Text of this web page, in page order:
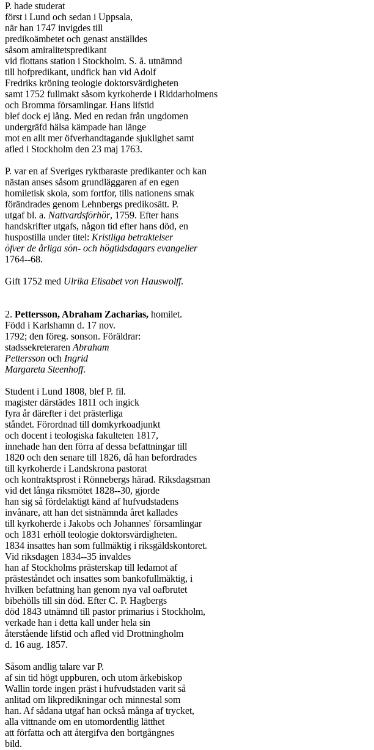
P. hade studerat
först i Lund och sedan i Uppsala,
när han 1747 invigdes till
predikoämbetet och genast anställdes
såsom amiralitetspredikant
vid flottans station i Stockholm. S. å. utnämnd
till hofpredikant, undfick han vid Adolf
Fredriks kröning teologie doktorsvärdigheten
samt 1752 fullmakt såsom kyrkoherde i Riddarholmens
och Bromma församlingar. Hans lifstid
blef dock ej lång. Med en redan från ungdomen
undergräfd hälsa kämpade han länge
mot en allt mer öfverhandtagande sjuklighet samt
afled i Stockholm den 23 maj 1763.
P. var en af Sveriges ryktbaraste predikanter och kan
nästan anses såsom grundläggaren af en egen
homiletisk skola, som fortfor, tills nationens smak
förändrades genom Lehnbergs predikosätt. P.
utgaf bl. a. Nattvardsförhör, 1759. Efter hans
handskrifter utgafs, någon tid efter hans död, en
huspostilla under titel: Kristliga betraktelser
öfver de årliga sön- och högtidsdagars evangelier
1764--68.
Gift 1752 med Ulrika Elisabet von Hauswolff.
2. Pettersson, Abraham Zacharias, homilet.
Född i Karlshamn d. 17 nov.
1792; den föreg. sonson. Föräldrar:
stadssekreteraren Abraham
Pettersson och Ingrid
Margareta Steenhoff.
Student i Lund 1808, blef P. fil.
magister därstädes 1811 och ingick
fyra år därefter i det prästerliga
ståndet. Förordnad till domkyrkoadjunkt
och docent i teologiska fakulteten 1817,
innehade han den förra af dessa befattningar till
1820 och den senare till 1826, då han befordrades
till kyrkoherde i Landskrona pastorat
och kontraktsprost i Rönnebergs härad. Riksdagsman
vid det långa riksmötet 1828--30, gjorde
han sig så fördelaktigt känd af hufvudstadens
invånare, att han det sistnämnda året kallades
till kyrkoherde i Jakobs och Johannes' församlingar
och 1831 erhöll teologie doktorsvärdigheten.
1834 insattes han som fullmäktig i riksgäldskontoret.
Vid riksdagen 1834--35 invaldes
han af Stockholms prästerskap till ledamot af
prästeståndet och insattes som bankofullmäktig, i
hvilken befattning han genom nya val oafbrutet
bibehölls till sin död. Efter C. P. Hagbergs
död 1843 utnämnd till pastor primarius i Stockholm,
verkade han i detta kall under hela sin
återstående lifstid och afled vid Drottningholm
d. 16 aug. 1857.
Såsom andlig talare var P.
af sin tid högt uppburen, och utom ärkebiskop
Wallin torde ingen präst i hufvudstaden varit så
anlitad om likpredikningar och minnestal som
han. Af sådana utgaf han också många af trycket,
alla vittnande om en utomordentlig lätthet
att författa och att återgifva den bortgångnes
bild.